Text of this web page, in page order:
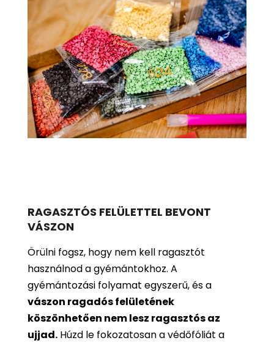
RAGASZTÓS FELÜLETTEL BEVONT
VÁSZON
Örülni fogsz, hogy nem kell ragasztót
használnod a gyémántokhoz. A
gyémántozási folyamat egyszerű, és a
vászon ragadós felületének
köszönhetően nem lesz ragasztós az
ujjad. Húzd le fokozatosan a védőfóliát a